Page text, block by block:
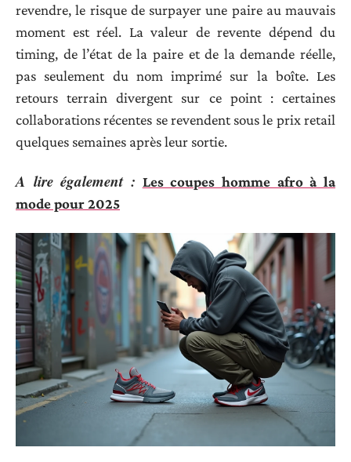
revendre, le risque de surpayer une paire au mauvais
moment est réel. La valeur de revente dépend du
timing, de l’état de la paire et de la demande réelle,
pas seulement du nom imprimé sur la boîte. Les
retours terrain divergent sur ce point : certaines
collaborations récentes se revendent sous le prix retail
quelques semaines après leur sortie.
A lire également : Les coupes homme afro à la
mode pour 2025